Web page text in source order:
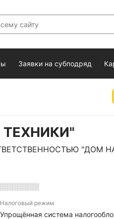
Заявки на субподряд
"ДОМ
Налоговый режим
Упрощённая система